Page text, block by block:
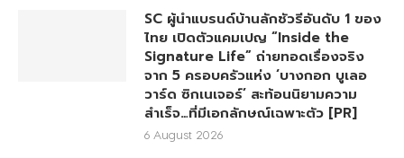
SC ผู้นำแบรนด์บ้านลักชัวรีอันดับ 1 ของ
ไทย เปิดตัวแคมเปญ “Inside the
Signature Life” ถ่ายทอดเรื่องจริง
จาก 5 ครอบครัวแห่ง ‘บางกอก บูเลอ
วาร์ด ซิกเนเจอร์’ สะท้อนนิยามความ
สำเร็จ…ที่มีเอกลักษณ์เฉพาะตัว [PR]
6 August 2026